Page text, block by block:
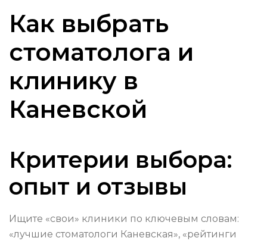
Как выбрать
стоматолога и
клинику в
Каневской
Критерии выбора:
опыт и отзывы
Ищите «свои» клиники по ключевым словам:
«лучшие стоматологи Каневская», «рейтинги